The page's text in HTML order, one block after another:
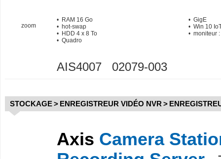
zoom
• RAM 16 Go
• hot-swap
• HDD 4 x 8 To
• Quadro
• GigE
• Win 10
• moniteur
AIS4007 02079-003
STOCKAGE> ENREGISTREUR VIDÉO NVR >
Axis Camera